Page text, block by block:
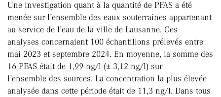
Une investigation quant à la quantité de PFAS a été
menée sur l’ensemble des eaux souterraines appartenant
au service de l’eau de la ville de Lausanne. Ces
analyses concernaient 100 échantillons prélevés entre
mai 2023 et septembre 2024. En moyenne, la somme des
16 PFAS était de 1,99 ng/l (± 3,12 ng/l) sur
l’ensemble des sources. La concentration la plus élevée
analysée dans cette période était de 11,3 ng/l. Dans tous